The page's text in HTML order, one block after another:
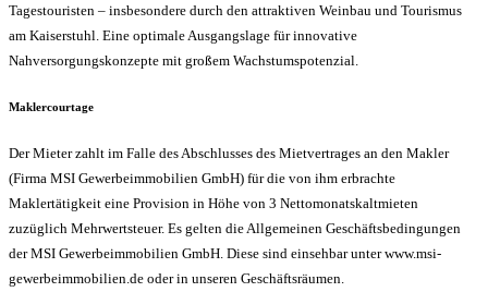
Tagestouristen – insbesondere durch den attraktiven Weinbau und Tourismus
am Kaiserstuhl. Eine optimale Ausgangslage für innovative
Nahversorgungskonzepte mit großem Wachstumspotenzial.
Maklercourtage
Der Mieter zahlt im Falle des Abschlusses des Mietvertrages an den Makler
(Firma MSI Gewerbeimmobilien GmbH) für die von ihm erbrachte
Maklertätigkeit eine Provision in Höhe von 3 Nettomonatskaltmieten
zuzüglich Mehrwertsteuer. Es gelten die Allgemeinen Geschäftsbedingungen
der MSI Gewerbeimmobilien GmbH. Diese sind einsehbar unter www.msi-
gewerbeimmobilien.de oder in unseren Geschäftsräumen.